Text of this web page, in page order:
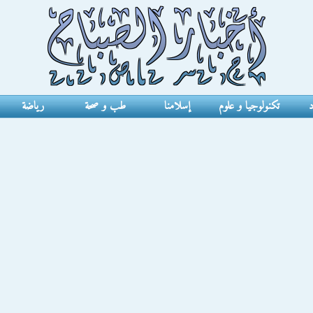
تكنولوجيا و علوم إسلامنا طب و صحة رياضة